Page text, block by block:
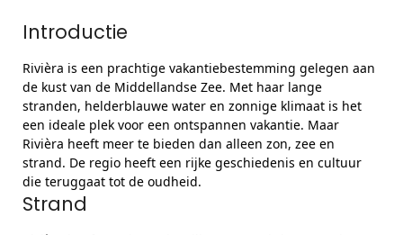
Introductie
Rivièra is een prachtige vakantiebestemming gelegen aan
de kust van de Middellandse Zee. Met haar lange
stranden, helderblauwe water en zonnige klimaat is het
een ideale plek voor een ontspannen vakantie. Maar
Rivièra heeft meer te bieden dan alleen zon, zee en
strand. De regio heeft een rijke geschiedenis en cultuur
die teruggaat tot de oudheid.
Strand